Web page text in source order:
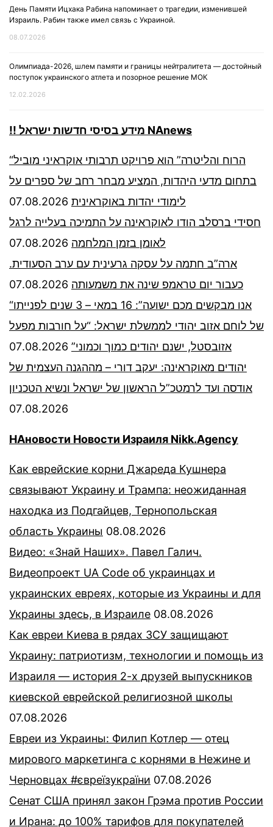
День Памяти Ицхака Рабина напоминает о трагедии, изменившей
Израиль. Рабин также имел связь с Украиной.
08.07.2026
Олимпиада-2026, шлем памяти и границы нейтралитета — достойный
поступок украинского атлета и позорное решение МОК
12.02.2026
!! מידע בסיסי חדשות ישראל NAnews
“הרוח והליטרה” הוא פרויקט תרבותי אוקראיני מוביל
בתחום מדעי היהדות, המציע מבחר רחב של ספרים על
לימודי יהדות באוקראינית 07.08.2026
חסידי ברסלב הודו לאוקראינה על התמיכה בעלייה לרגל
לאומן בזמן המלחמה 07.08.2026
ארה”ב חתמה על עסקה גרעינית עם ערב הסעודית.
כעבור יום טראמפ שינה את משמעותה 07.08.2026
“אנו מבקשים מכם ישועה”: 16 במאי – 3 שנים לפנייתו
של לוחם אזוב יהודי לממשלת ישראל: “על חורבות מפעל
אזובסטל, ישנם יהודים כמוך וכמוני” 07.08.2026
יהודים מאוקראינה: יעקב דורי – מההגנה העצמית של
אודסה ועד לרמטכ”ל הראשון של ישראל ונשיא הטכניון
07.08.2026
НАновости Новости Израиля Nikk.Agency
Как еврейские корни Джареда Кушнера
связывают Украину и Трампа: неожиданная
находка из Подгайцев, Тернопольская
область Украины 08.08.2026
Видео: «Знай Наших». Павел Галич.
Видеопроект UA Code об украинцах и
украинских евреях, которые из Украины и для
Украины здесь, в Израиле 08.08.2026
Как евреи Киева в рядах ЗСУ защищают
Украину: патриотизм, технологии и помощь из
Израиля — история 2-х друзей выпускников
киевской еврейской религиозной школы
07.08.2026
Евреи из Украины: Филип Котлер — отец
мирового маркетинга с корнями в Нежине и
Черновцах #євреїзукраїни 07.08.2026
Сенат США принял закон Грэма против России
и Ирана: до 100% тарифов для покупателей